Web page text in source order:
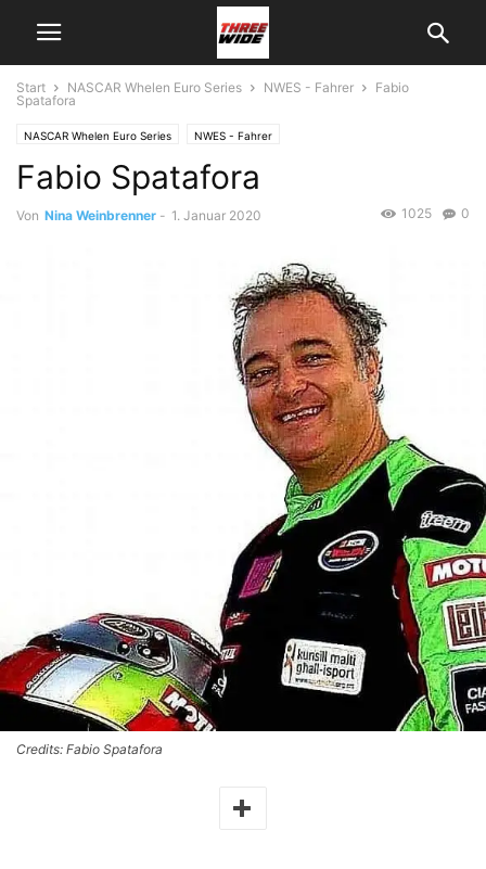
Start NASCAR Whelen Euro Series NWES - Fahrer
Fabio
Spatafora
NASCAR Whelen Euro Series NWES - Fahrer
Fabio Spatafora
Von Nina Weinbrenner - 1. Januar 2020 0
1025
Credits: Fabio Spatafora